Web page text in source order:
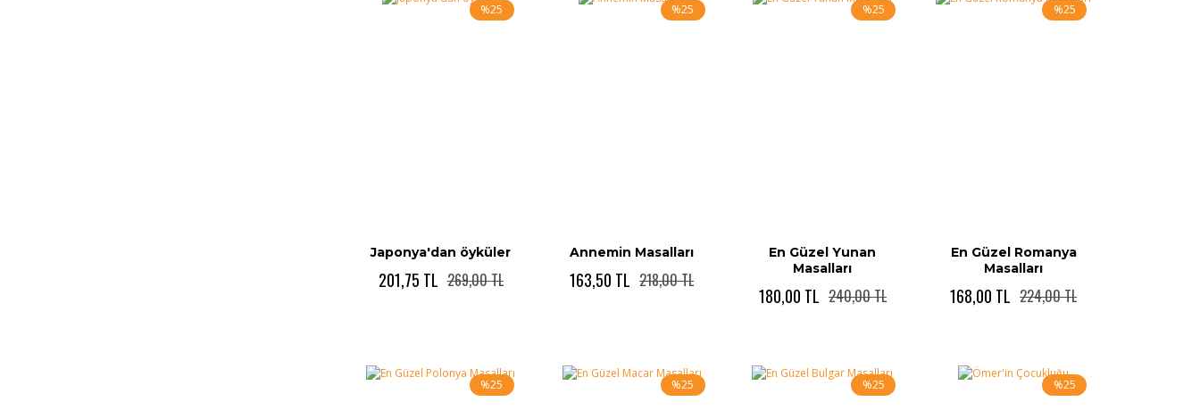
%25
Japonya'dan öyküler
201,75 TL 269,00 TL
%25
Annemin Masalları
163,50 TL 218,00 TL
%25
En Güzel Yunan
Masalları
180,00 TL 240,00 TL
%25
En Güzel Romanya
Masalları
168,00 TL 224,00 TL
%25 %25 %25 %25